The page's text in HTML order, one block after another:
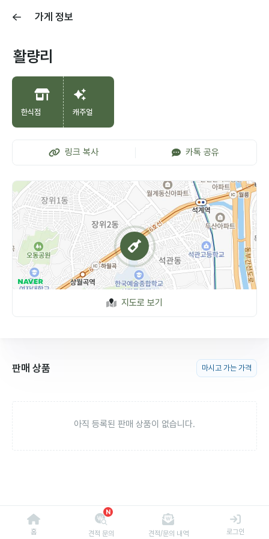
가게 정보
활량리
한식점 캐주얼
링크 복사 카톡 공유
지도로 보기
판매 상품 마시고 가는 가격
아직 등록된 판매 상품이 없습니다.
홈
N
견적 문의 견적/문의 내역 로그인